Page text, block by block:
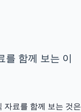
를 함께 보는 이
자료를 함께 보는 것은